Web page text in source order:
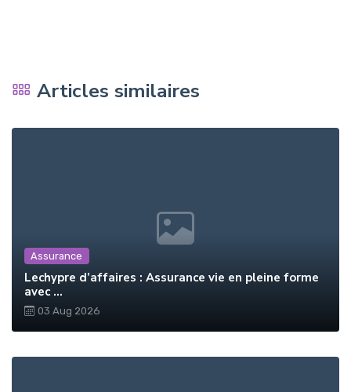
Articles similaires
Assurance
Lechypre d’affaires : Assurance vie en pleine forme
avec ...
03 Aug 2026